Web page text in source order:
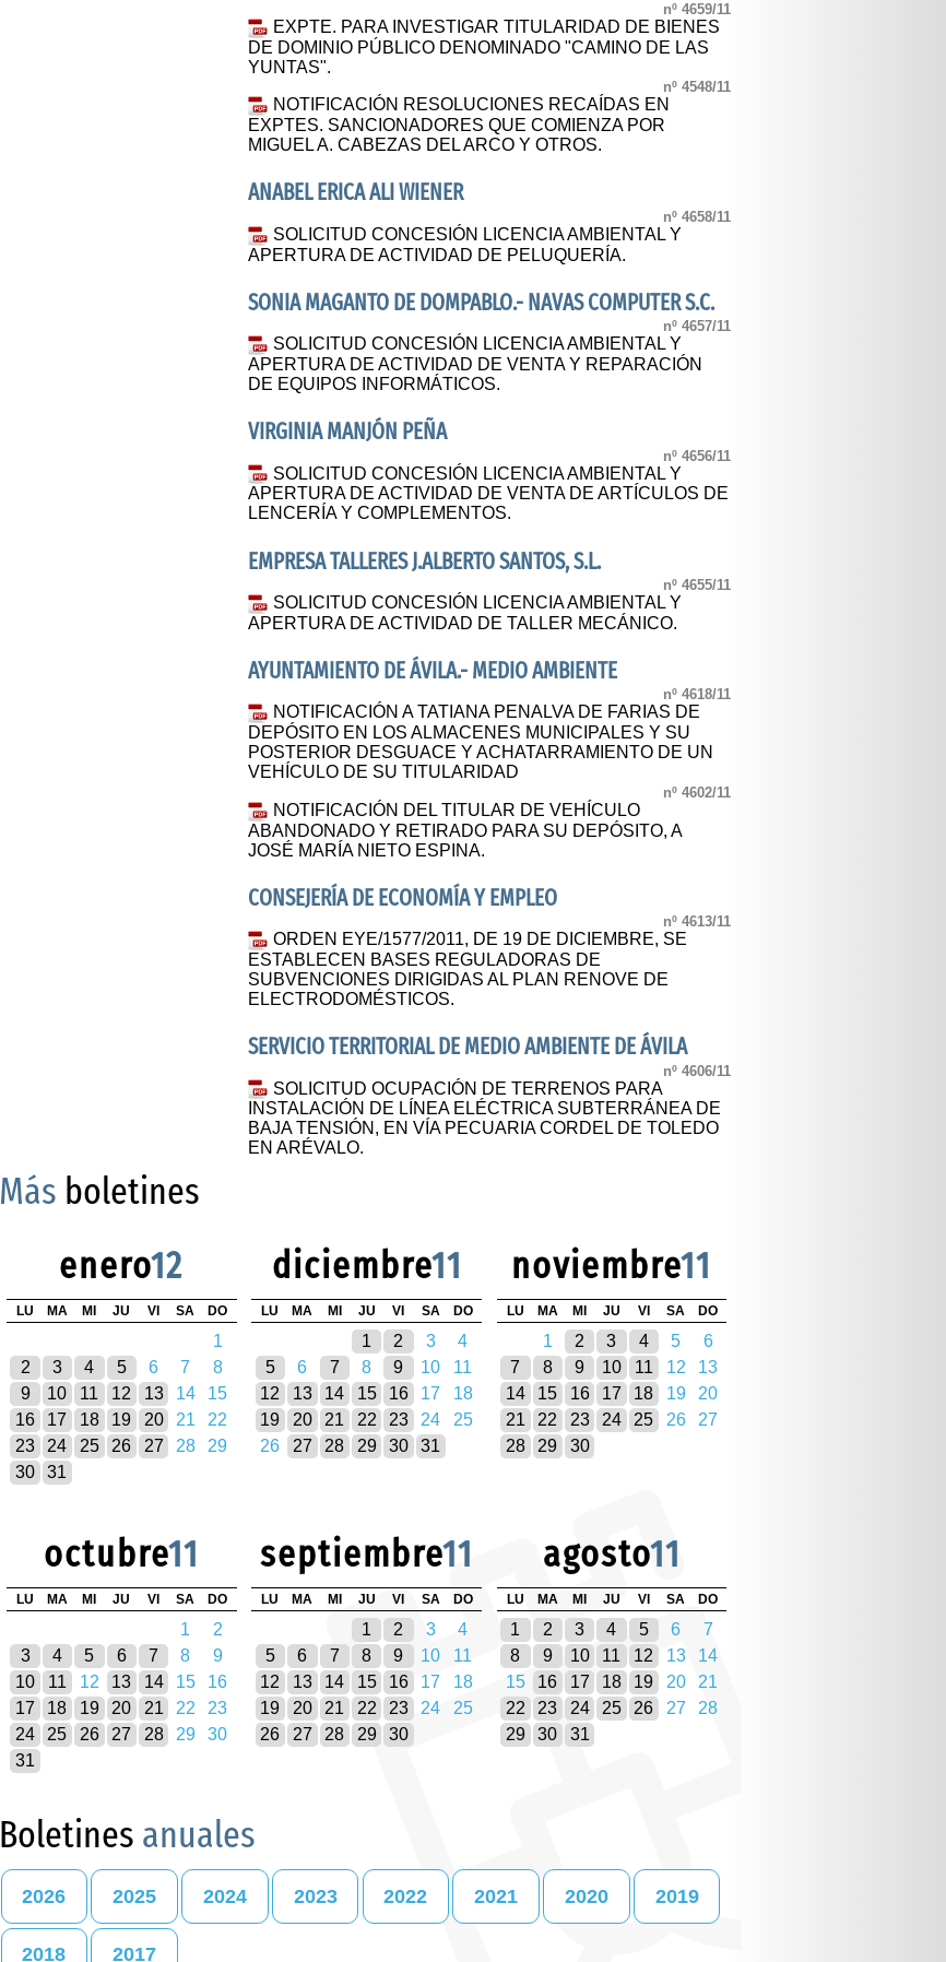
nº 4659/11
EXPTE. PARA INVESTIGAR TITULARIDAD DE BIENES
DE DOMINIO PÚBLICO DENOMINADO "CAMINO DE LAS
YUNTAS".
nº 4548/11
NOTIFICACIÓN RESOLUCIONES RECAÍDAS EN
EXPTES. SANCIONADORES QUE COMIENZA POR
MIGUEL A. CABEZAS DEL ARCO Y OTROS.
ANABEL ERICA ALI WIENER
nº 4658/11
SOLICITUD CONCESIÓN LICENCIA AMBIENTAL Y
APERTURA DE ACTIVIDAD DE PELUQUERÍA.
SONIA MAGANTO DE DOMPABLO.- NAVAS COMPUTER S.C.
nº 4657/11
SOLICITUD CONCESIÓN LICENCIA AMBIENTAL Y
APERTURA DE ACTIVIDAD DE VENTA Y REPARACIÓN
DE EQUIPOS INFORMÁTICOS.
VIRGINIA MANJÓN PEÑA
nº 4656/11
SOLICITUD CONCESIÓN LICENCIA AMBIENTAL Y
APERTURA DE ACTIVIDAD DE VENTA DE ARTÍCULOS DE
LENCERÍA Y COMPLEMENTOS.
EMPRESA TALLERES J.ALBERTO SANTOS, S.L.
nº 4655/11
SOLICITUD CONCESIÓN LICENCIA AMBIENTAL Y
APERTURA DE ACTIVIDAD DE TALLER MECÁNICO.
AYUNTAMIENTO DE ÁVILA.- MEDIO AMBIENTE
nº 4618/11
NOTIFICACIÓN A TATIANA PENALVA DE FARIAS DE
DEPÓSITO EN LOS ALMACENES MUNICIPALES Y SU
POSTERIOR DESGUACE Y ACHATARRAMIENTO DE UN
VEHÍCULO DE SU TITULARIDAD
nº 4602/11
NOTIFICACIÓN DEL TITULAR DE VEHÍCULO
ABANDONADO Y RETIRADO PARA SU DEPÓSITO, A
JOSÉ MARÍA NIETO ESPINA.
CONSEJERÍA DE ECONOMÍA Y EMPLEO
nº 4613/11
ORDEN EYE/1577/2011, DE 19 DE DICIEMBRE, SE
ESTABLECEN BASES REGULADORAS DE
SUBVENCIONES DIRIGIDAS AL PLAN RENOVE DE
ELECTRODOMÉSTICOS.
SERVICIO TERRITORIAL DE MEDIO AMBIENTE DE ÁVILA
nº 4606/11
SOLICITUD OCUPACIÓN DE TERRENOS PARA
INSTALACIÓN DE LÍNEA ELÉCTRICA SUBTERRÁNEA DE
BAJA TENSIÓN, EN VÍA PECUARIA CORDEL DE TOLEDO
EN ARÉVALO.
Más boletines
enero12
LU MA MI JU VI SA DO
1
2
3 4 5 6 7
8
9
10 11 12 13 14
15
16
17 18 19 20 21
22
23
24 25 26 27 28
29
30
31
diciembre11
LU MA MI JU VI SA DO
1 2 3
4
5
6 7 8 9 10
11
12
13 14 15 16 17
18
19
20 21 22 23 24
25
26
27 28 29 30 31
noviembre11
LU MA MI JU VI SA DO
1 2 3 4 5
6
7
8 9 10 11 12
13
14
15 16 17 18 19
20
21
22 23 24 25 26
27
28
29 30
octubre11
LU MA MI JU VI SA DO
1
2
3
4 5 6 7 8
9
10
11 12 13 14 15
16
17
18 19 20 21 22
23
24
25 26 27 28 29
30
31
septiembre11
LU MA MI JU VI SA DO
1 2 3
4
5
6 7 8 9 10
11
12
13 14 15 16 17
18
19
20 21 22 23 24
25
26
27 28 29 30
agosto11
LU MA MI JU VI SA DO
1 2 3 4 5 6
7
8
9 10 11 12 13
14
15
16 17 18 19 20
21
22
23 24 25 26 27
28
29
30 31
Boletines anuales
2026 2025 2024 2023 2022 2021 2020 2019
2018 2017